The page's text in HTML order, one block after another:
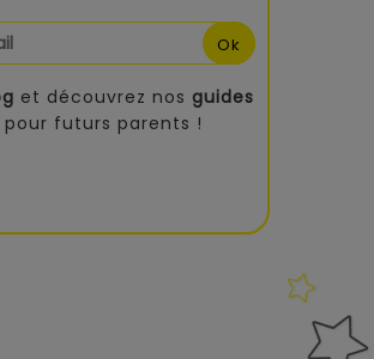
et découvrez nos guides
pour futurs parents !